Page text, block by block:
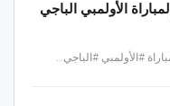
الأولمبي الباجي
#الأولمبي #الباجي…